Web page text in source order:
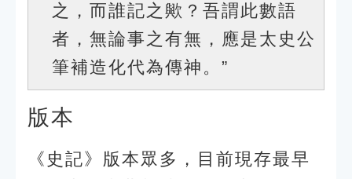
之，而誰記之歟？吾謂此數語
者，無論事之有無，應是太史公
筆補造化代為傳神。”
版本
《史記》版本眾多，目前現存最早